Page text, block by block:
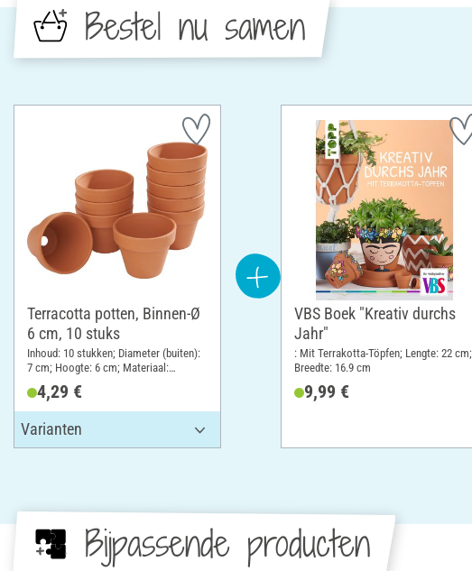
Bestel nu samen
Terracotta potten, Binnen-Ø
6 cm, 10 stuks
Inhoud: 10 stukken; Diameter (buiten):
7 cm; Hoogte: 6 cm; Materiaal:
4,29 €
VBS Boek "Kreativ durchs
Jahr"
: Mit Terrakotta-Töpfen; Lengte: 22 cm;
Breedte: 16.9 cm
9,99 €
Bijpassende producten